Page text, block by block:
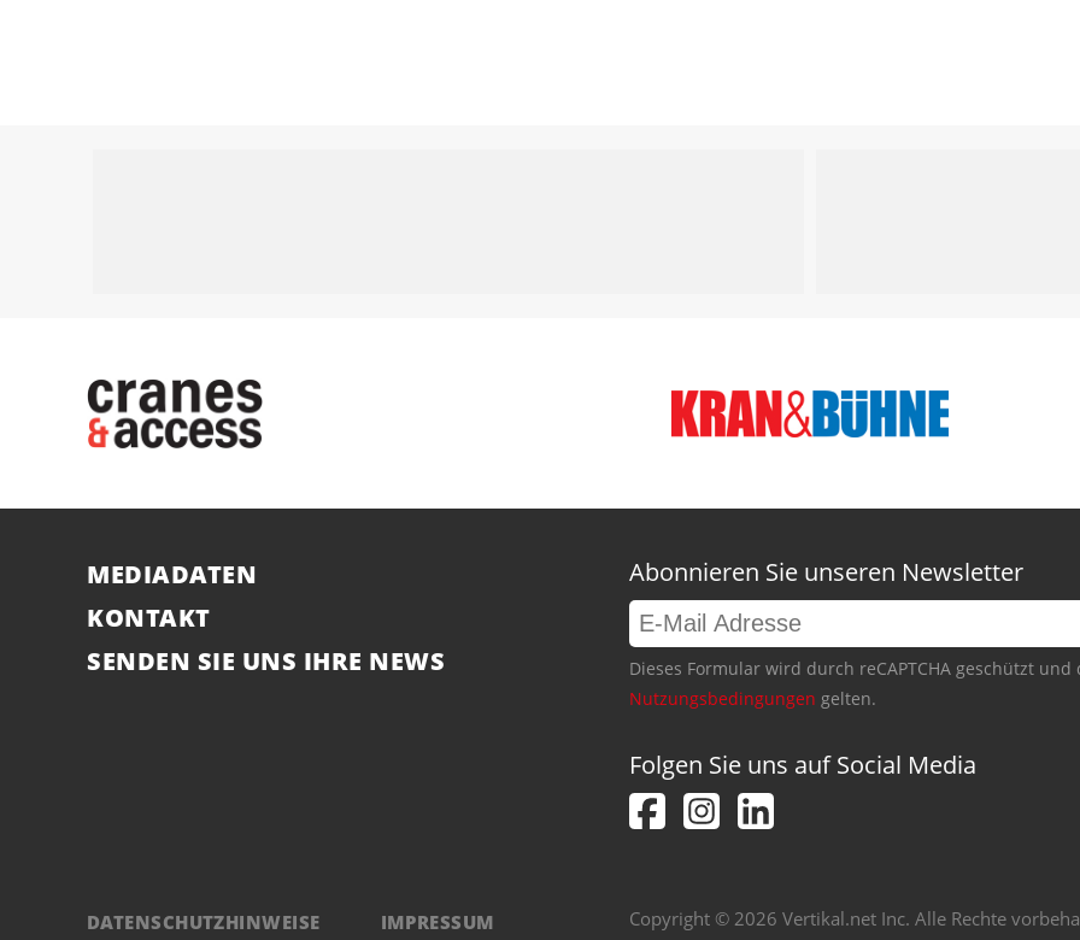
MEDIADATEN
KONTAKT
SENDEN SIE UNS IHRE NEWS
Abonnieren Sie unseren Newsletter
Dieses Formular wird durch reCAPTCHA geschützt
Nutzungsbedingungen gelten.
Folgen Sie uns auf Social Media
DATENSCHUTZHINWEISE IMPRESSUM Copyright © 2026 Vertikal.net Inc. Alle Rechte